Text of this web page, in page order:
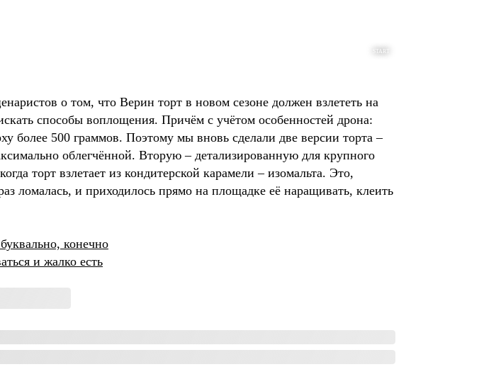
START
о том, что Верин торт в новом сезоне должен взлететь на
способы воплощения. Причём с учётом особенностей дрона:
более 500 граммов. Поэтому мы вновь сделали две версии торта –
облегчённой. Вторую – детализированную для крупного
торт взлетает из кондитерской карамели – изомальта. Это,
ломалась, и приходилось прямо на площадке её наращивать, клеить
конечно
и жалко есть